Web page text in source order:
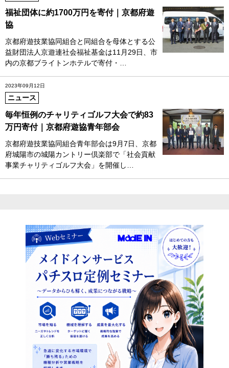
福祉団体に約1700万円を寄付｜京都府遊
協
京都府遊技業協同組合と同組合を母体とする公
益財団法人京遊連社会福祉基金は11月29日、市
内の京都ブライトンホテルで寄付・…
2023年09月12日
ニュース
毎年恒例のチャリティゴルフ大会で約83
万円寄付｜京都府遊協青年部会
京都府遊技業協同組合青年部会は9月7日、京都
府城陽市の城陽カントリー倶楽部で「社会貢献
事業チャリティゴルフ大会」を開催し…